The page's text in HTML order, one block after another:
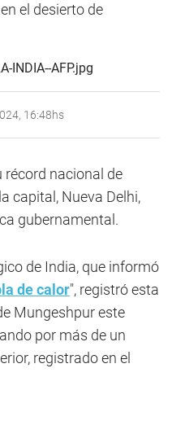
el desierto de
16:48hs
récord nacional de
capital, Nueva Delhi,
gubernamental.
de India, que informó
de calor", registró esta
Mungeshpur este
por más de un
registrado en el